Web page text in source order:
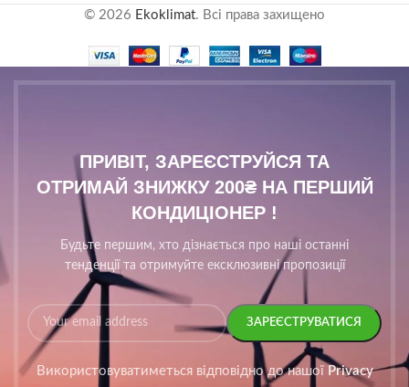
© 2026 Ekoklimat. Всі права захищено
ПРИВІТ, ЗАРЕЄСТРУЙСЯ ТА
ОТРИМАЙ ЗНИЖКУ 200₴ НА ПЕРШИЙ
КОНДИЦІОНЕР !
Будьте першим, хто дізнається про наші останні
тенденції та отримуйте ексклюзивні пропозиції
Використовуватиметься відповідно до нашої Privacy